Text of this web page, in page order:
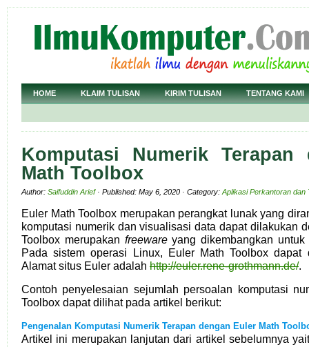
HOME KLAIM TULISAN KIRIM TULISAN TENTANG KAMI
Komputasi Numerik Terapan
Math Toolbox
Author: Saifuddin Arief· Published: May 6, 2020 · Category: Aplikasi Perkantoran dan
Euler Math Toolbox merupakan perangkat lunak yang
komputasi numerik dan visualisasi data dapat dilakukan
Toolbox merupakan freewareyang dikembangkan untuk
Pada sistem operasi Linux, Euler Math Toolbox dapat
Alamat situs Euler adalah http://euler.rene-grothmann.de/.
Contoh penyelesaian sejumlah persoalan komputasi
Toolbox dapat dilihat pada artikel berikut:
Pengenalan Komputasi Numerik Terapan dengan Euler Math
Artikel ini merupakan lanjutan dari artikel sebelumnya